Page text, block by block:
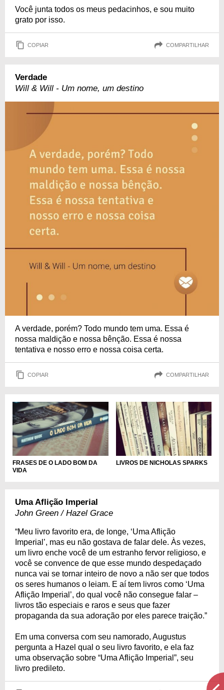
Você junta todos os meus pedacinhos, e sou muito
grato por isso.
COPIAR COMPARTILHAR
Verdade
Will & Will - Um nome, um destino
A verdade, porém? Todo mundo tem uma. Essa é
nossa maldição e nossa bênção. Essa é nossa
tentativa e nosso erro e nossa coisa certa.
COPIAR COMPARTILHAR
FRASES DE O LADO BOM DA
VIDA
LIVROS DE NICHOLAS SPARKS
Uma Aflição Imperial
John Green / Hazel Grace
“Meu livro favorito era, de longe, ‘Uma Aflição
Imperial’, mas eu não gostava de falar dele. Às vezes,
um livro enche você de um estranho fervor religioso, e
você se convence de que esse mundo despedaçado
nunca vai se tornar inteiro de novo a não ser que todos
os seres humanos o leiam. E aí tem livros como ‘Uma
Aflição Imperial’, do qual você não consegue falar –
livros tão especiais e raros e seus que fazer
propaganda da sua adoração por eles parece traição.”
Em uma conversa com seu namorado, Augustus
pergunta a Hazel qual o seu livro favorito, e ela faz
uma observação sobre “Uma Aflição Imperial”, seu
livro predileto.